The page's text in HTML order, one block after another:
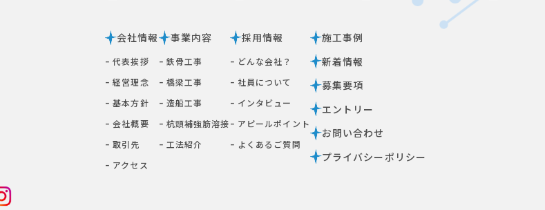
会社情報
ｰ 代表挨拶
ｰ 経営理念
ｰ 基本⽅針
ｰ 会社概要
ｰ 取引先
ｰ アクセス
事業内容
ｰ 鉄⾻⼯事
ｰ 橋梁⼯事
ｰ 造船工事
ｰ 杭頭補強筋溶接
ｰ ⼯法紹介
採用情報
ｰ どんな会社？
ｰ 社員について
ｰ インタビュー
ｰ アピールポイント
ｰ よくあるご質問
施工事例
新着情報
募集要項
エントリー
お問い合わせ
プライバシーポリシー